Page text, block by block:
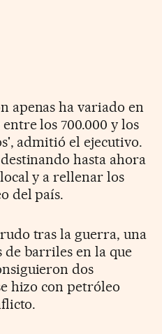
apenas ha variado en
los 700.000 y los
admitió el ejecutivo.
hasta ahora
y a rellenar los
del país.
tras la guerra, una
de barriles en la que
dos
hizo con petróleo